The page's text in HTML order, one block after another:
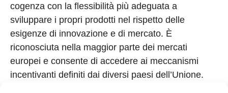
cogenza con la flessibilità più adeguata a
sviluppare i propri prodotti nel rispetto delle
esigenze di innovazione e di mercato. È
riconosciuta nella maggior parte dei mercati
europei e consente di accedere ai meccanismi
incentivanti definiti dai diversi paesi dell’Unione.